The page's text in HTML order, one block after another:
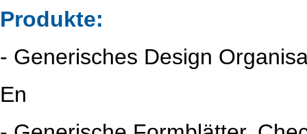
Produkte:
- Generisches Design
En